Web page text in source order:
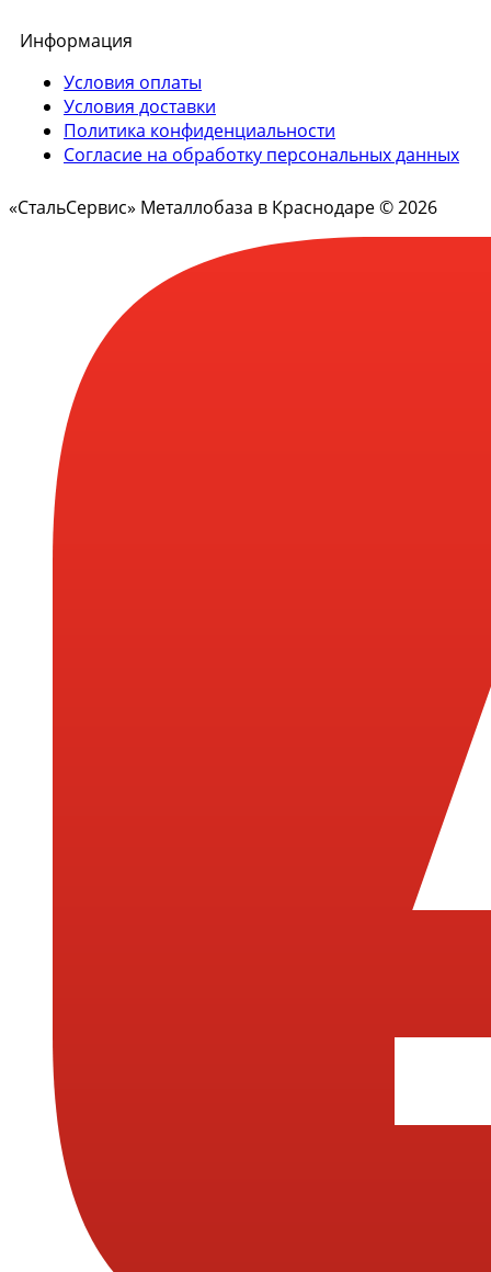
Информация
Условия оплаты
Условия доставки
Политика конфиденциальности
Согласие на обработку персональных данных
«СтальСервис» Металлобаза в Краснодаре © 2026